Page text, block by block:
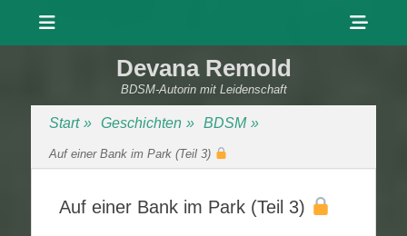
Devana Remold
BDSM-Autorin mit Leidenschaft
Start » Geschichten » BDSM »
Auf einer Bank im Park (Teil 3)
Auf einer Bank im Park (Teil 3)